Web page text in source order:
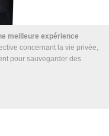
meilleure expérience
concernant la vie privée,
pour sauvegarder des
Piano